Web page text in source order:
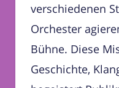
verschiedenen
Orchester
Bühne. Diese
Geschichte,